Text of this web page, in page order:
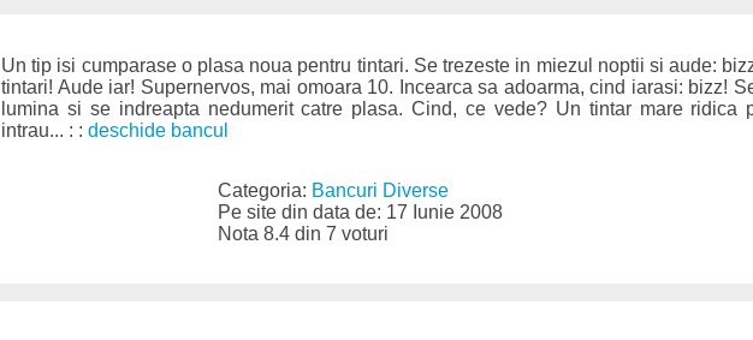
Un tip isi cumparase o plasa noua pentru tintari. Se trezeste in miezul noptii si aude:
tintari! Aude iar! Supernervos, mai omoara 10. Incearca sa adoarma, cind iarasi: bizz!
lumina si se indreapta nedumerit catre plasa. Cind, ce vede? Un tintar mare ridica
intrau... : : deschide bancul
Categoria: Bancuri Diverse
Pe site din data de: 17 Iunie 2008
Nota 8.4 din 7 voturi